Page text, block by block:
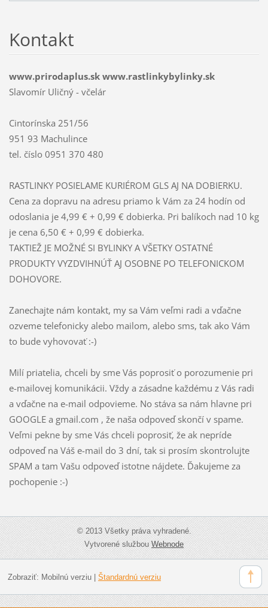
Kontakt
www.prirodaplus.sk www.rastlinkybylinky.sk
Slavomír Uličný - včelár
Cintorínska 251/56
951 93 Machulince
tel. číslo 0951 370 480
RASTLINKY POSIELAME KURIÉROM GLS AJ NA DOBIERKU.
Cena za dopravu na adresu priamo k Vám za 24 hodín od
odoslania je 4,99 € + 0,99 € dobierka. Pri balíkoch nad 10 kg
je cena 6,50 € + 0,99 € dobierka.
TAKTIEŽ JE MOŽNÉ SI BYLINKY A VŠETKY OSTATNÉ
PRODUKTY VYZDVIHNÚŤ AJ OSOBNE PO TELEFONICKOM
DOHOVORE.
Zanechajte nám kontakt, my sa Vám veľmi radi a vďačne
ozveme telefonicky alebo mailom, alebo sms, tak ako Vám
to bude vyhovovať :-)
Milí priatelia, chceli by sme Vás poprosiť o porozumenie pri
e-mailovej komunikácii. Vždy a zásadne každému z Vás radi
a vďačne na e-mail odpovieme. No stáva sa nám hlavne pri
GOOGLE a gmail.com , že naša odpoveď skončí v spame.
Veľmi pekne by sme Vás chceli poprosiť, že ak nepríde
odpoveď na Váš e-mail do 3 dní, tak si prosím skontrolujte
SPAM a tam Vašu odpoveď istotne nájdete. Ďakujeme za
pochopenie :-)
© 2013 Všetky práva vyhradené.
Vytvorené službouWebnode
Zobraziť: Mobilnú verziu| Štandardnú verziu